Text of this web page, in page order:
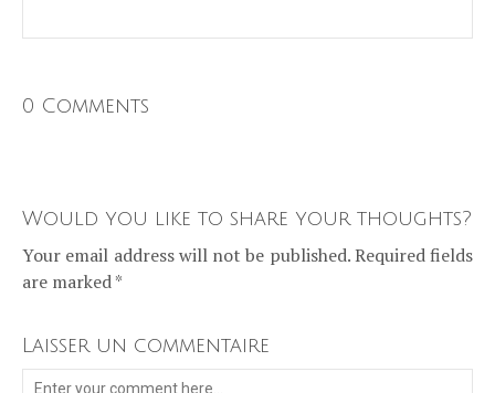
0 Comments
Would you like to share your thoughts?
Your email address will not be published. Required fields
are marked *
Laisser un commentaire